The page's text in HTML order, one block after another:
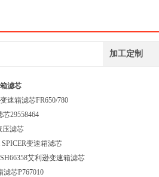
加工定制
滤芯
速箱滤芯FR650/780
29558464
压滤芯
变速箱滤芯
艾利逊变速箱滤芯
滤芯P767010